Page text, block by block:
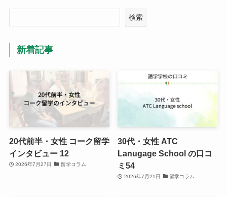
検索
新着記事
20代前半・女性 コーク留学
インタビュー 12
2026年7月27日 留学コラム
30代・女性 ATC
Lanugage School の口コ
ミ54
2026年7月21日 留学コラム